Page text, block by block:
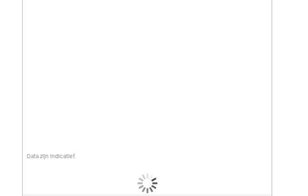
Data zijn indicatief